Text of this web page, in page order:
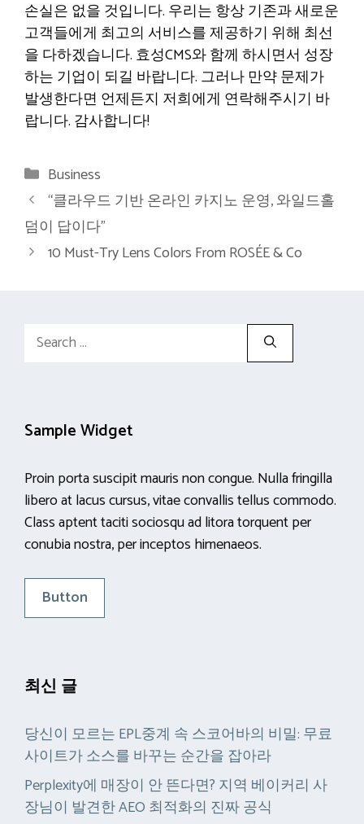
손실은 없을 것입니다. 우리는 항상 기존과 새로운
고객들에게 최고의 서비스를 제공하기 위해 최선
을 다하겠습니다. 효성CMS와 함께 하시면서 성장
하는 기업이 되길 바랍니다. 그러나 만약 문제가
발생한다면 언제든지 저희에게 연락해주시기 바
랍니다. 감사합니다!
Categories
Business
“클라우드 기반 온라인 카지노 운영, 와일드홀
덤이 답이다”
10 Must-Try Lens Colors From ROSÉE & Co
Search
Sample Widget
Proin porta suscipit mauris non congue. Nulla fringilla
libero at lacus cursus, vitae convallis tellus commodo.
Class aptent taciti sociosqu ad litora torquent per
conubia nostra, per inceptos himenaeos.
Button
최신 글
당신이 모르는 EPL중계 속 스코어바의 비밀: 무료
사이트가 소스를 바꾸는 순간을 잡아라
Perplexity에 매장이 안 뜬다면? 지역 베이커리 사
장님이 발견한 AEO 최적화의 진짜 공식